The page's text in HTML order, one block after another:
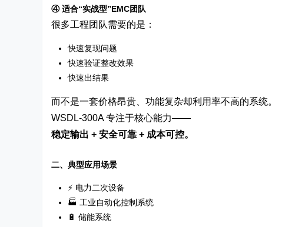
④ 适合“实战型”EMC团队
很多工程团队需要的是：
快速复现问题
快速验证整改效果
快速出结果
而不是一套价格昂贵、功能复杂却利用率不高的系统。
WSDL-300A 专注于核心能力——
稳定输出 + 安全可靠 + 成本可控。
二、典型应用场景
⚡ 电力二次设备
🏭 工业自动化控制系统
🔋 储能系统